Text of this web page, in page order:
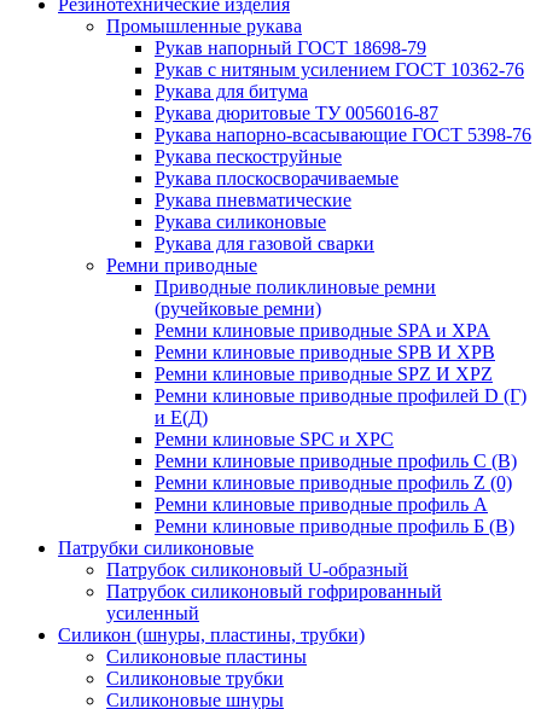
Резинотехнические изделия
Промышленные рукава
Рукав напорный ГОСТ 18698-79
Рукав с нитяным усилением ГОСТ 10362-76
Рукава для битума
Рукава дюритовые ТУ 0056016-87
Рукава напорно-всасывающие ГОСТ 5398-76
Рукава пескоструйные
Рукава плоскосворачиваемые
Рукава пневматические
Рукава силиконовые
Рукава для газовой сварки
Ремни приводные
Приводные поликлиновые ремни
(ручейковые ремни)
Ремни клиновые приводные SPA и XPA
Ремни клиновые приводные SPB И XPB
Ремни клиновые приводные SPZ И XPZ
Ремни клиновые приводные профилей D (Г)
и Е(Д)
Ремни клиновые SPC и XPC
Ремни клиновые приводные профиль C (В)
Ремни клиновые приводные профиль Z (0)
Ремни клиновые приводные профиль А
Ремни клиновые приводные профиль Б (B)
Патрубки силиконовые
Патрубок силиконовый U-образный
Патрубок силиконовый гофрированный
усиленный
Силикон (шнуры, пластины, трубки)
Силиконовые пластины
Силиконовые трубки
Силиконовые шнуры